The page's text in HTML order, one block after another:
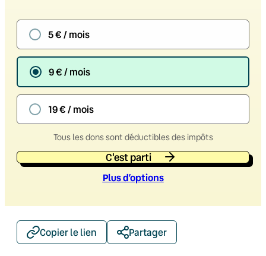
5 € / mois
9 € / mois
19 € / mois
Tous les dons sont déductibles des impôts
C'est parti
Plus d’options
Copier le lien Partager